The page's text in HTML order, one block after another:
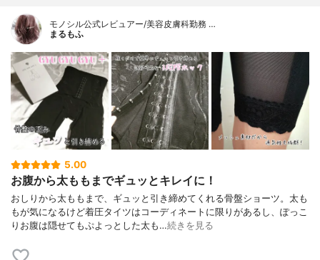
モノシル公式レビュアー/美容皮膚科勤務 …
まるもふ
5.00
お腹から太ももまでギュッとキレイに！
おしりから太ももまで、ギュッと引き締めてくれる骨盤ショーツ。太も
もが気になるけど着圧タイツはコーディネートに限りがあるし、ぽっこ
りお腹は隠せてもぷよっとした太も…続きを見る